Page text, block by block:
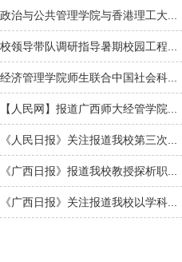
政治与公共管理学院与香港理工大...
校领导带队调研指导暑期校园工程...
经济管理学院师生联合中国社会科...
【人民网】报道广西师大经管学院...
《人民日报》关注报道我校第三次...
《广西日报》报道我校教授探析职...
《广西日报》关注报道我校以学科...